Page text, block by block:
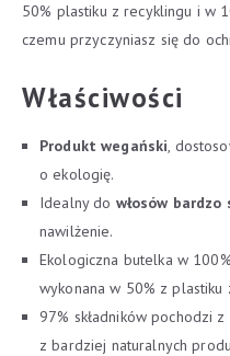
50% plastiku z recyklingu i w
czemu przyczyniasz się do
Właściwości
Produkt wegański,
o ekologię.
Idealny do włosów bardzo
nawilżenie.
Ekologiczna butelka w
wykonana w 50% z plastiku
97% składników pochodzi
z bardziej naturalnych